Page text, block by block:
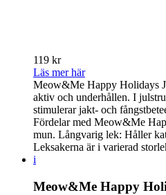
119 kr
Läs mer här
Meow&Me Happy Holidays
aktiv och underhållen. I
stimulerar jakt- och
Fördelar med Meow&Me
mun. Långvarig lek: Håller
Leksakerna är i varierad
i
Meow&Me Happy